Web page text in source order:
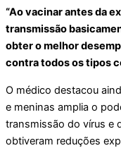
“Ao vacinar antes da
transmissão
obter o melhor
contra todos os tipos
O médico destacou
e meninas amplia o
transmissão do vírus e
obtiveram reduções